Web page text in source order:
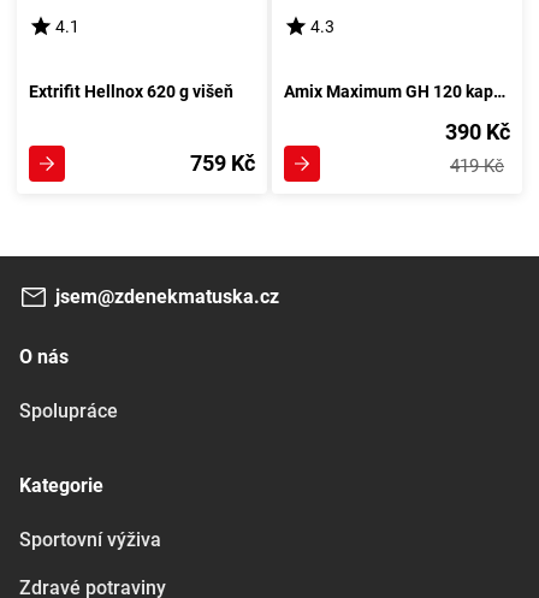
4.1
Extrifit Hellnox 620 g višeň
759 Kč
4.3
Amix Maximum GH 120 kapslí
390 Kč
419 Kč
jsem@zdenekmatuska.cz
O nás
Spolupráce
Kategorie
Sportovní výživa
Zdravé potraviny